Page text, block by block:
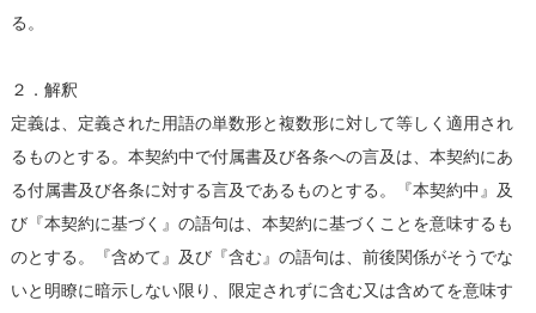
る。
２．解釈
定義は、定義された用語の単数形と複数形に対して等しく適用され
るものとする。本契約中で付属書及び各条への言及は、本契約にあ
る付属書及び各条に対する言及であるものとする。『本契約中』及
び『本契約に基づく』の語句は、本契約に基づくことを意味するも
のとする。『含めて』及び『含む』の語句は、前後関係がそうでな
いと明瞭に暗示しない限り、限定されずに含む又は含めてを意味す